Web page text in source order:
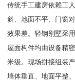
传统手工建房依赖工
斜、地面不平、门窗
效果差。轻钢别墅采
屋面构件均由设备精
米级。现场拼接组装
墙体垂直、地面平整